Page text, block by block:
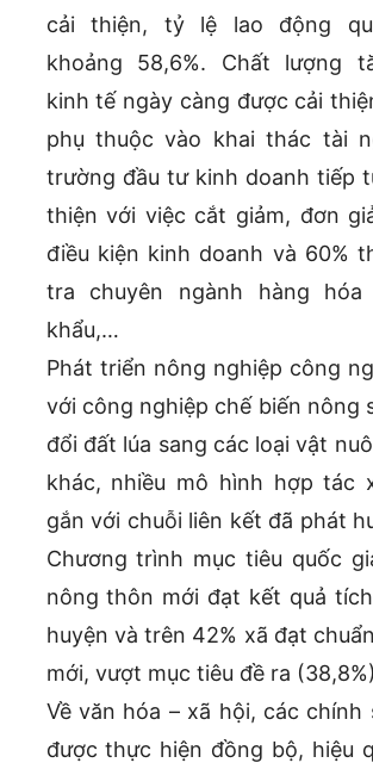
cải thiện, tỷ lệ lao động
khoảng 58,6%. Chất lượng
kinh tế ngày càng được cải
phụ thuộc vào khai thác tài
trường đầu tư kinh doanh tiếp
thiện với việc cắt giảm, đơn
điều kiện kinh doanh và 60%
tra chuyên ngành hàng hóa
khẩu,…
Phát triển nông nghiệp công
với công nghiệp chế biến nông
đổi đất lúa sang các loại vật
khác, nhiều mô hình hợp tác
gắn với chuỗi liên kết đã phát
Chương trình mục tiêu quốc
nông thôn mới đạt kết quả
huyện và trên 42% xã đạt
mới, vượt mục tiêu đề ra
Về văn hóa – xã hội, các chính
được thực hiện đồng bộ, hiệu